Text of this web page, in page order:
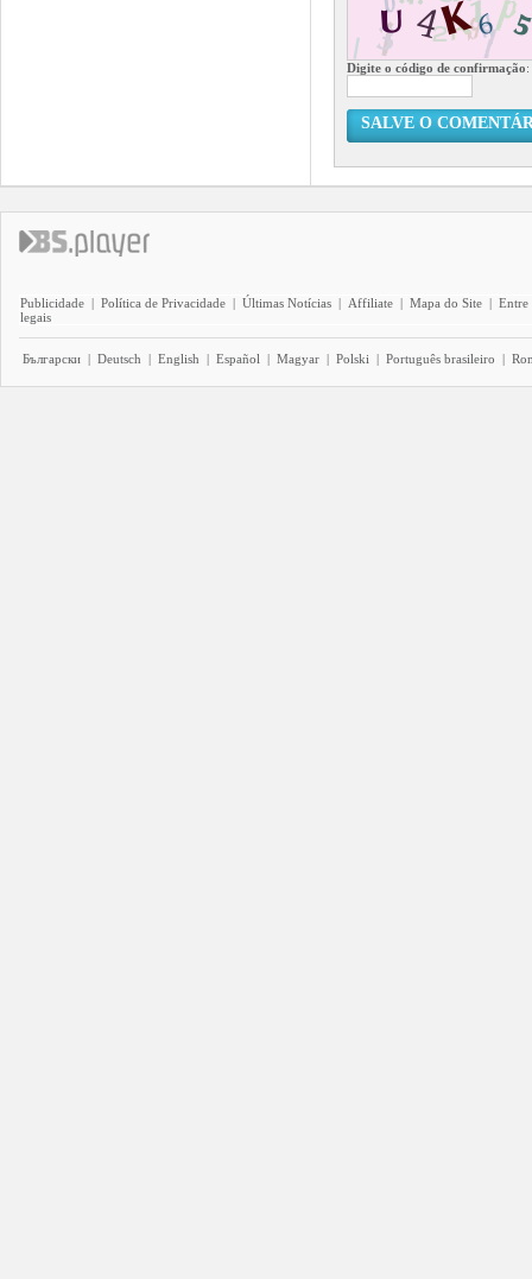
Digite o código de confirmação:
SALVE O
Publicidade | Política de Privacidade | Últimas Notícias | Affiliate | Mapa do Site | Entre
legais
Български | Deutsch | English | Español | Magyar | Polski | Português brasileiro |